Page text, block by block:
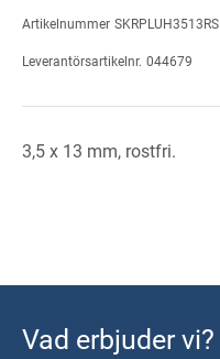
Artikelnummer SKRPLUH3513RS
Leverantörsartikelnr. 044679
3,5 x 13 mm, rostfri.
Vad erbjuder vi?